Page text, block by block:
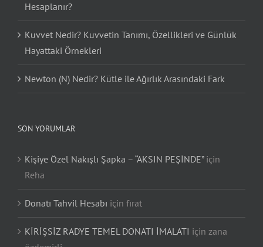
Hesaplanır?
Kuvvet Nedir? Kuvvetin Tanımı, Özellikleri ve Günlük
Hayattaki Örnekleri
Newton (N) Nedir? Kütle ile Ağırlık Arasındaki Fark
SON YORUMLAR
Kişiye Özel Nakışlı Şapka – “AKSIN PEŞİNDE”için
Reha
Donatı Tahvil Hesabı için fırat
KİRİŞSİZ RADYE TEMEL DONATI İMALATI için zana